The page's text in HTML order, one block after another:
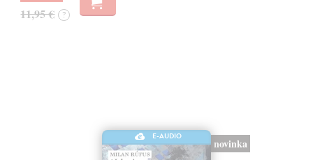
11,95 € ?
E-AUDIO
novinka